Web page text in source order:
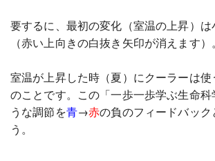
要するに、最初の変化（室温の上昇）
（赤い上向きの白抜き矢印が消えます）。
室温が上昇した時（夏）にクーラーは
のことです。この「一歩一歩学ぶ生命科
うな調節を青→赤の負のフィードバック
う。